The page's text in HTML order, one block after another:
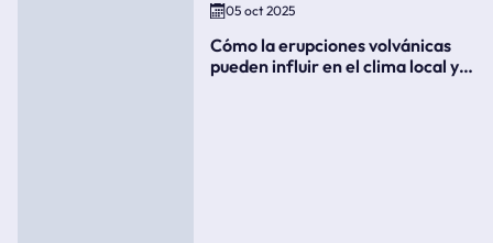
05 oct 2025
Cómo la erupciones volvánicas
pueden influir en el clima local y